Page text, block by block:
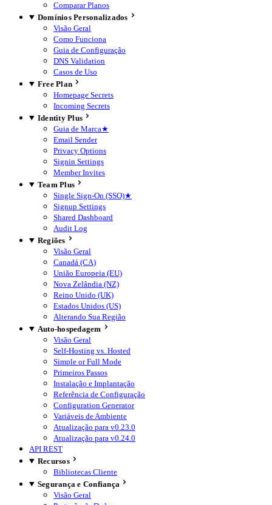
Comparar Planos
Domínios Personalizados
Visão Geral
Como Funciona
Guia de Configuração
DNS Validation
Casos de Uso
Free Plan
Homepage Secrets
Incoming Secrets
Identity Plus
Guia de Marca★
Email Sender
Privacy Options
Signin Settings
Member Invites
Team Plus
Single Sign-On (SSO)★
Signup Settings
Shared Dashboard
Audit Log
Regiões
Visão Geral
Canadá (CA)
União Europeia (EU)
Nova Zelândia (NZ)
Reino Unido (UK)
Estados Unidos (US)
Alterando Sua Região
Auto-hospedagem
Visão Geral
Self-Hosting vs. Hosted
Simple or Full Mode
Primeiros Passos
Instalação e Implantação
Referência de Configuração
Configuration Generator
Variáveis de Ambiente
Atualização para v0.23.0
Atualização para v0.24.0
API REST
Recursos
Bibliotecas Cliente
Segurança e Confiança
Visão Geral